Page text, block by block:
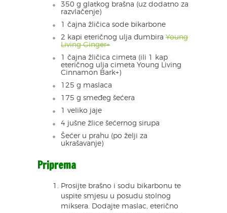
350 g glatkog brašna (uz dodatno za
razvlačenje)
1 čajna žličica sode bikarbone
2 kapi eteričnog ulja đumbira Young
Living Ginger+
1 čajna žličica cimeta (ili 1 kap
eteričnog ulja cimeta Young Living
Cinnamon Bark+)
125 g maslaca
175 g smeđeg šećera
1 veliko jaje
4 jušne žlice šećernog sirupa
Šećer u prahu (po želji za
ukrašavanje)
Priprema
Prosijte brašno i sodu bikarbonu te
uspite smjesu u posudu stolnog
miksera. Dodajte maslac, eterično